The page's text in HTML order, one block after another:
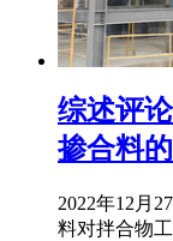
综述评
掺合料
2022年12月
料对拌合物